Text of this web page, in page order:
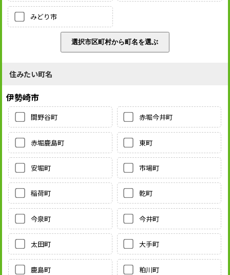
みどり市
住みたい町名
伊勢崎市
間野谷町 赤堀今井町
赤堀鹿島町 東町
安堀町 市場町
稲荷町 乾町
今泉町 今井町
太田町 大手町
鹿島町 粕川町